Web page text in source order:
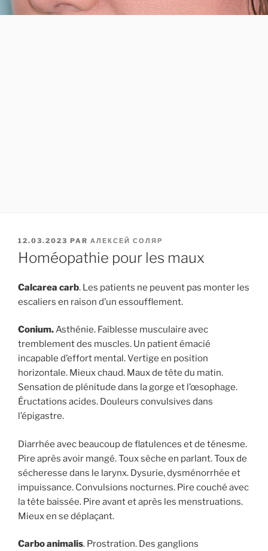
PUBLIÉ
LE
12.03.2023 PAR АЛЕКСЕЙ СОЛЯР
Homéopathie pour les maux
Calcarea carb. Les patients ne peuvent pas monter les
escaliers en raison d’un essoufflement.
Conium.Asthénie. Faiblesse musculaire avec
tremblement des muscles. Un patient émacié
incapable d’effort mental. Vertige en position
horizontale. Mieux chaud. Maux de tête du matin.
Sensation de plénitude dans la gorge et l’œsophage.
Éructations acides. Douleurs convulsives dans
l’épigastre.
Diarrhée avec beaucoup de flatulences et de ténesme.
Pire après avoir mangé. Toux sèche en parlant. Toux de
sécheresse dans le larynx. Dysurie, dysménorrhée et
impuissance. Convulsions nocturnes. Pire couché avec
la tête baissée. Pire avant et après les menstruations.
Mieux en se déplaçant.
Carbo animalis. Prostration. Des ganglions